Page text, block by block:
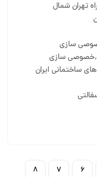
تهران شمال
سازی
خصوصی سازی
ساختمانی ایران
۶ ۷ ۸